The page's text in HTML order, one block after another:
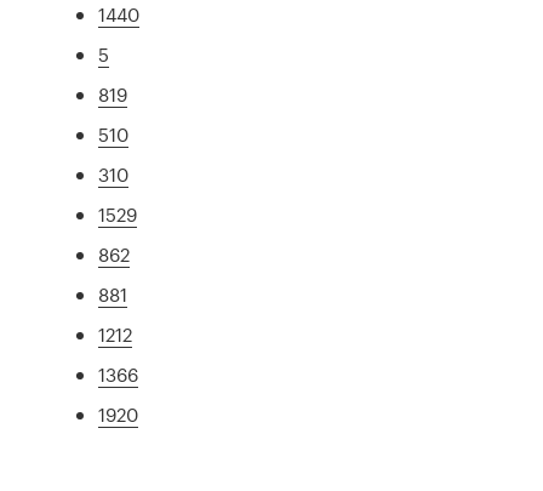
1440
5
819
510
310
1529
862
881
1212
1366
1920